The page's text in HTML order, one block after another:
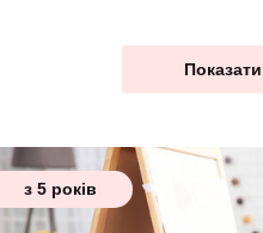
з 5 років